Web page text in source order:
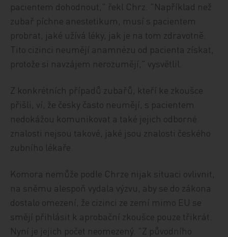
pacientem dohodnout," řekl Chrz. "Například než
zubař píchne anestetikum, musí s pacientem
probrat, jaké užívá léky, jak je na tom zdravotně.
Tito cizinci neumějí anamnézu od pacienta získat,
protože si navzájem nerozumějí," vysvětlil.
Z konkrétních případů zubařů, kteří ke zkoušce
přišli, ví, že česky často neumějí, s pacientem
nedokážou komunikovat a také jejich odborné
znalosti nejsou takové, jaké jsou znalosti českého
zubního lékaře.
Komora nemůže podle Chrze nijak situaci ovlivnit,
na sněmu alespoň vydala výzvu, aby se do zákona
dostalo omezení, že cizinci ze zemí mimo EU se
smějí přihlásit k aprobační zkoušce pouze třikrát.
Nyní je jejich počet neomezený. "Z původního